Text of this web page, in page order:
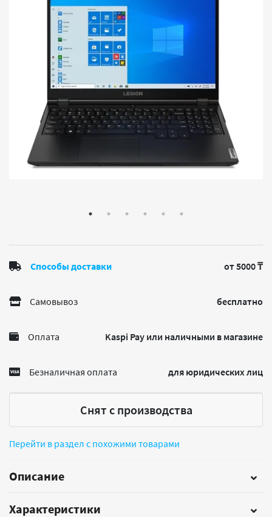
Способы доставки от 5000 ₸
Самовывоз бесплатно
Оплата Kaspi Pay или наличными в магазине
Безналичная оплата для юридических лиц
Снят с производства
Перейти в раздел с похожими товарами
Описание
Характеристики